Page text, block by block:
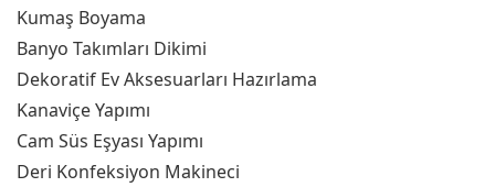
Kumaş Boyama
Banyo Takımları Dikimi
Dekoratif Ev Aksesuarları Hazırlama
Kanaviçe Yapımı
Cam Süs Eşyası Yapımı
Deri Konfeksiyon Makineci